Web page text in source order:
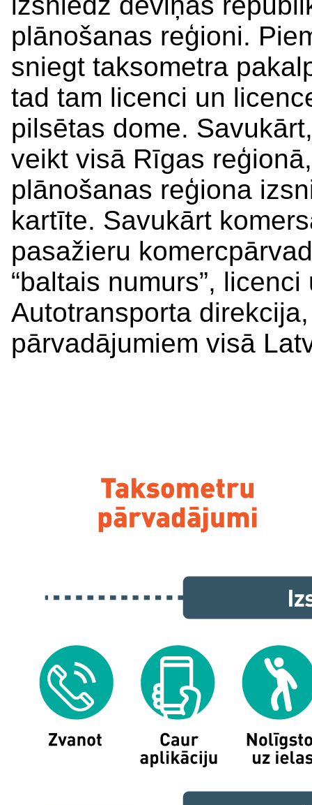
plānošanas reģioni.
sniegt taksometra
tad tam licenci un
pilsētas dome.
veikt visā Rīgas
plānošanas reģiona
kartīte. Savukārt
pasažieru
“baltais numurs”,
Autotransporta
pārvadājumiem visā